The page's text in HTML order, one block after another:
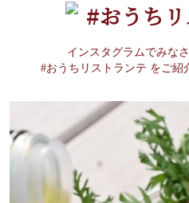
#おうち
インスタグラムでみな
#おうちリストランテ をご紹